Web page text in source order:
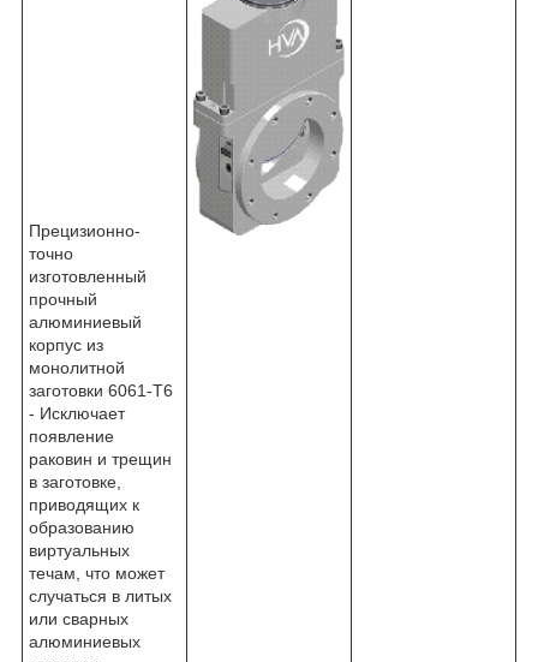
Прецизионно-
точно
изготовленный
прочный
алюминиевый
корпус из
монолитной
заготовки 6061-T6
- Исключает
появление
раковин и трещин
в заготовке,
приводящих к
образованию
виртуальных
течам, что может
случаться в литых
или сварных
алюминиевых